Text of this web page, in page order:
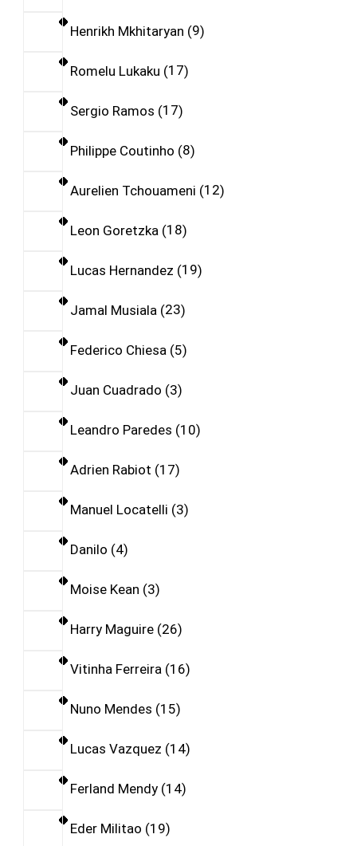
Henrikh Mkhitaryan 9
Romelu Lukaku 17
Sergio Ramos 17
Philippe Coutinho 8
Aurelien Tchouameni 12
Leon Goretzka 18
Lucas Hernandez 19
Jamal Musiala 23
Federico Chiesa 5
Juan Cuadrado 3
Leandro Paredes 10
Adrien Rabiot 17
Manuel Locatelli 3
Danilo 4
Moise Kean 3
Harry Maguire 26
Vitinha Ferreira 16
Nuno Mendes 15
Lucas Vazquez 14
Ferland Mendy 14
Eder Militao 19